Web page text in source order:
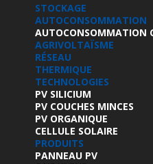
STOCKAGE
AUTOCONSOMMATION
AUTOCONSOMMATION
AGRIVOLTAÏSME
RÉSEAU
THERMIQUE
TECHNOLOGIES
PV SILICIUM
PV COUCHES MINCES
PV ORGANIQUE
CELLULE SOLAIRE
PRODUITS
PANNEAU PV